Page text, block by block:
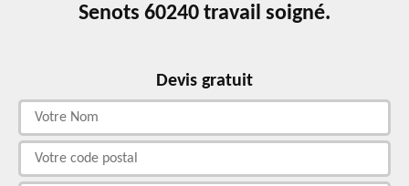
Senots 60240 travail soigné.
Devis gratuit